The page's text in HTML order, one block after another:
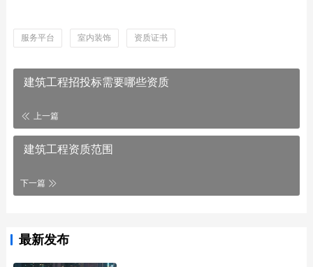
服务平台 室内装饰 资质证书
建筑工程招投标需要哪些资质
上一篇
建筑工程资质范围
下一篇
最新发布